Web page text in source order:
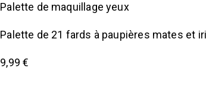
Palette de maquillage yeux
Palette de 21 fards à paupières mates et
9,99 €